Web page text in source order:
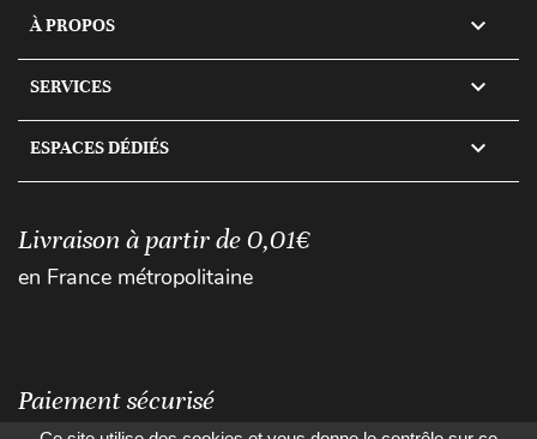
À PROPOS 
SERVICES 
ESPACES DÉDIÉS 
Livraison à partir de 0,01€
en France métropolitaine
Paiement sécurisé